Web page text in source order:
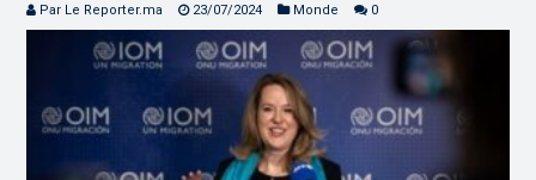
Par Le Reporter.ma 23/07/2024 Monde 0